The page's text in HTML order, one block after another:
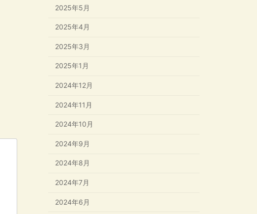
2025年5月
2025年4月
2025年3月
2025年1月
2024年12月
2024年11月
2024年10月
2024年9月
2024年8月
2024年7月
2024年6月